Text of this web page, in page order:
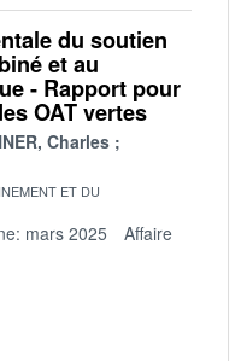
du soutien
et au
- Rapport pour
OAT vertes
Charles
ET DU
mars 2025
Affaire